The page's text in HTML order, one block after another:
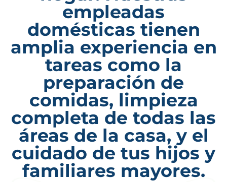
empleadas
domésticas tienen
amplia experiencia en
tareas como la
preparación de
comidas, limpieza
completa de todas las
áreas de la casa, y el
cuidado de tus hijos y
familiares mayores.